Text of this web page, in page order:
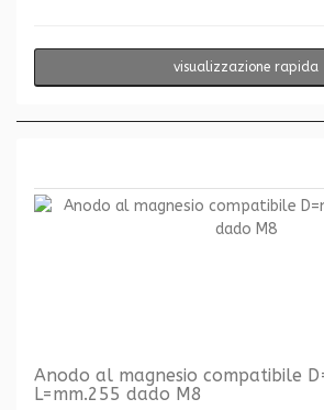
visualizzazione rapida
Anodo al magnesio compatibile
L=mm.255 dado M8